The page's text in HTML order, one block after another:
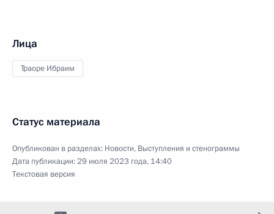
Лица
Траоре Ибраим
Статус материала
Опубликован в разделах: Новости, Выступления и стенограммы
Дата публикации:29 июля 2023 года, 14:40
Текстовая версия